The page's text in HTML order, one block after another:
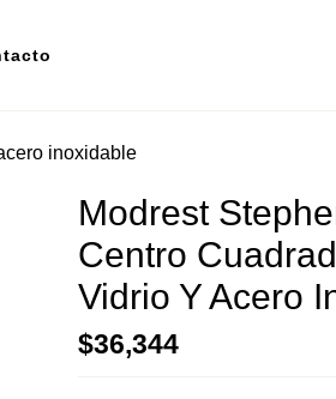
inoxidable
Modrest
Centro
Vidrio Y Acero
$36,344